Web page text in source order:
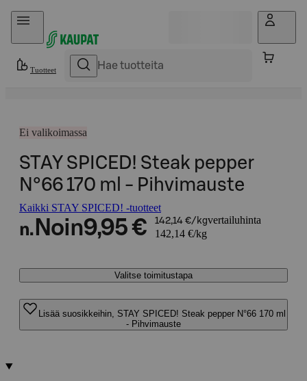
Hyppää sisältöön
Tuotteet
Ei valikoimassa
STAY SPICED! Steak pepper
N°66 170 ml - Pihvimauste
Kaikki STAY SPICED! -tuotteet
n. Noin9,95 € 142,14 €/kgvertailuhinta
142,14 €/kg
Valitse toimitustapa
Lisää suosikkeihin, STAY SPICED! Steak pepper N°66 170 ml
- Pihvimauste